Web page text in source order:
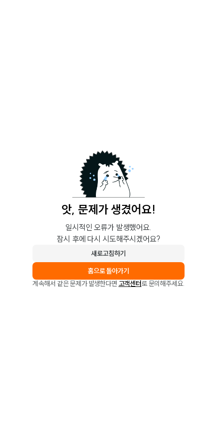
앗, 문제가 생겼어요!
일시적인 오류가 발생했어요.
잠시 후에 다시 시도해주시겠어요?
새로고침하기
홈으로 돌아가기
계속해서 같은 문제가 발생한다면 고객센터로 문의해주세요.